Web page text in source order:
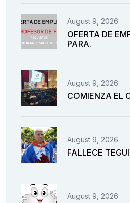
August 9, 2026
OFERTA DE
PARA.
August 9, 2026
COMIENZA EL
August 9, 2026
FALLECE TEGUI
August 9, 2026